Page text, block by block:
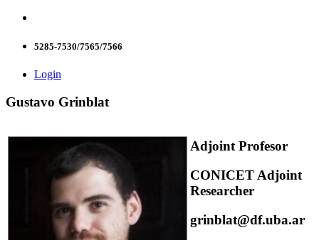
5285-7530/7565/7566
Login
Gustavo Grinblat
Adjoint Profesor
CONICET Adjoint
Researcher
grinblat@df.uba.ar